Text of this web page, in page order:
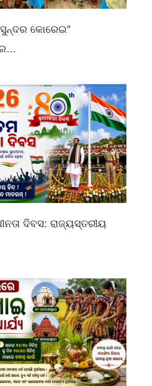
କୋରେଇ”
ଦିବସ: ରାଜ୍ୟସ୍ତରୀୟ